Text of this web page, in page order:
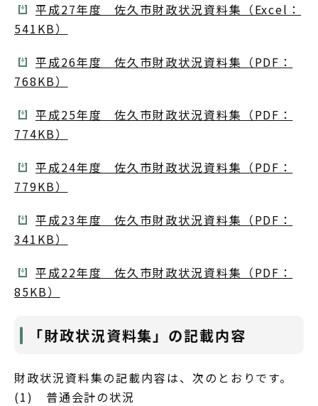
平成27年度 佐久市財政状況資料集（Excel：
541KB）
平成26年度 佐久市財政状況資料集（PDF：
768KB）
平成25年度 佐久市財政状況資料集（PDF：
774KB）
平成24年度 佐久市財政状況資料集（PDF：
779KB）
平成23年度 佐久市財政状況資料集（PDF：
341KB）
平成22年度 佐久市財政状況資料集（PDF：
85KB）
「財政状況資料集」の記載内容
財政状況資料集の記載内容は、次のとおりです。
(1) 普通会計の状況